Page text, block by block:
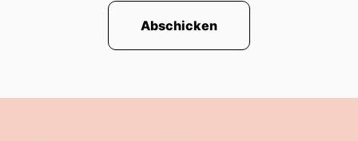
Abschicken